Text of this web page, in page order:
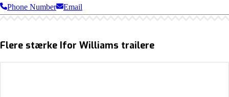
Phone Number
Email
Flere stærke Ifor Williams trailere